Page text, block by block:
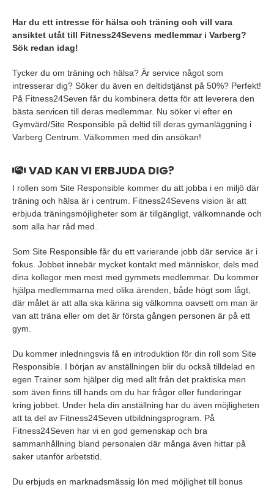
Har du ett intresse för hälsa och träning och vill vara
ansiktet utåt till Fitness24Sevens medlemmar i Varberg?
Sök redan idag!
Tycker du om träning och hälsa? Är service något som
intresserar dig? Söker du även en deltidstjänst på 50%? Perfekt!
På Fitness24Seven får du kombinera detta för att leverera den
bästa servicen till deras medlemmar. Nu söker vi efter en
Gymvärd/Site Responsible på deltid till deras gymanläggning i
Varberg Centrum. Välkommen med din ansökan!
VAD KAN VI ERBJUDA DIG?
I rollen som Site Responsible kommer du att jobba i en miljö där
träning och hälsa är i centrum. Fitness24Sevens vision är att
erbjuda träningsmöjligheter som är tillgängligt, välkomnande och
som alla har råd med.
Som Site Responsible får du ett varierande jobb där service är i
fokus. Jobbet innebär mycket kontakt med människor, dels med
dina kollegor men mest med gymmets medlemmar. Du kommer
hjälpa medlemmarna med olika ärenden, både högt som lågt,
där målet är att alla ska känna sig välkomna oavsett om man är
van att träna eller om det är första gången personen är på ett
gym.
Du kommer inledningsvis få en introduktion för din roll som Site
Responsible. I början av anställningen blir du också tilldelad en
egen Trainer som hjälper dig med allt från det praktiska men
som även finns till hands om du har frågor eller funderingar
kring jobbet. Under hela din anställning har du även möjligheten
att ta del av Fitness24Seven utbildningsprogram. På
Fitness24Seven har vi en god gemenskap och bra
sammanhållning bland personalen där många även hittar på
saker utanför arbetstid.
Du erbjuds en marknadsmässig lön med möjlighet till bonus